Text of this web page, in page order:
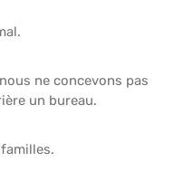
ne concevons pas
un bureau.